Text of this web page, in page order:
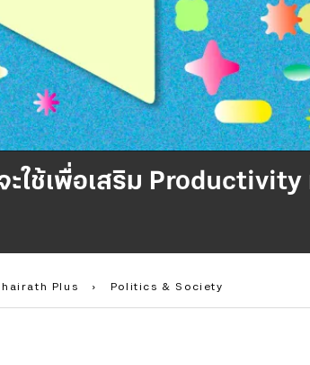
ใช้เพื่อเสริม
Plus › Politics & Society